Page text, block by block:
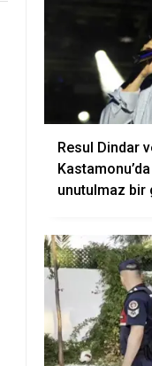
Resul Dindar
unutulmaz bir